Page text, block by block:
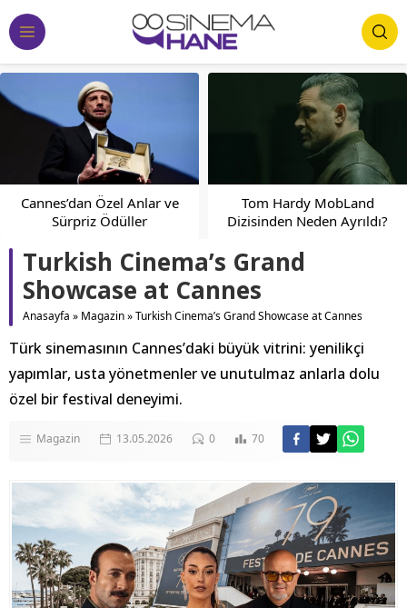
Cannes’dan Özel Anlar ve
Sürpriz Ödüller
Tom Hardy MobLand
Dizisinden Neden Ayrıldı?
Turkish Cinema’s Grand
Showcase at Cannes
Anasayfa » Magazin»Turkish Cinema’s Grand Showcase at Cannes
Türk sinemasının Cannes’daki büyük vitrini: yenilikçi
yapımlar, usta yönetmenler ve unutulmaz anlarla dolu
özel bir festival deneyimi.
Magazin 13.05.2026 0 70